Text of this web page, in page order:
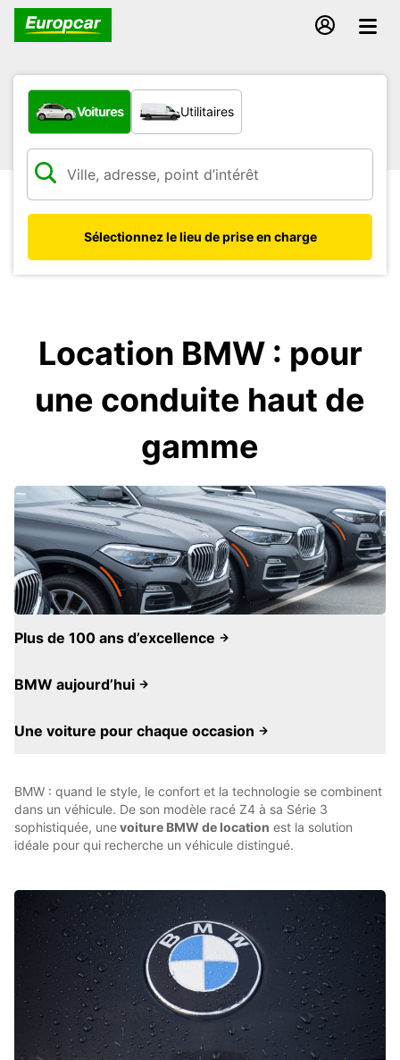
Quel type de véhicule ?
Voitures Utilitaires
Sélectionnez le lieu de prise en charge
Location BMW : pour
une conduite haut de
gamme
Plus de 100 ans d’excellence
BMW aujourd’hui
Une voiture pour chaque occasion
BMW : quand le style, le confort et la technologie se combinent
dans un véhicule. De son modèle racé Z4 à sa Série 3
sophistiquée, unevoiture BMW de location est la solution
idéale pour qui recherche un véhicule distingué.